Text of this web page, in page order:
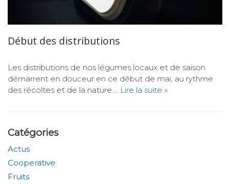
Début des distributions
Les distributions de nos légumes locaux et de saison
démarrent en douceur en ce début de mai, au rythme
des récoltes et de la nature.… Lire la suite »
Catégories
Actus
Cooperative
Fruits